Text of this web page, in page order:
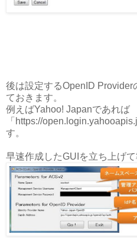
後は設定するOpenID
ておきます。
例えばYahoo! Japanであれば
「https://
す。
早速作成したGUIを立ち上げ